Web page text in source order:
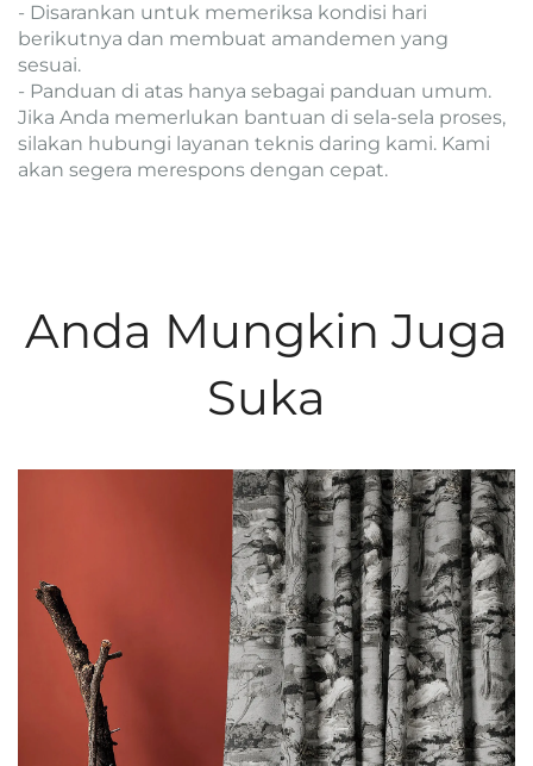
- Disarankan untuk memeriksa kondisi hari
berikutnya dan membuat amandemen yang
sesuai.
- Panduan di atas hanya sebagai panduan umum.
Jika Anda memerlukan bantuan di sela-sela proses,
silakan hubungi layanan teknis daring kami. Kami
akan segera merespons dengan cepat.
Anda Mungkin Juga
Suka